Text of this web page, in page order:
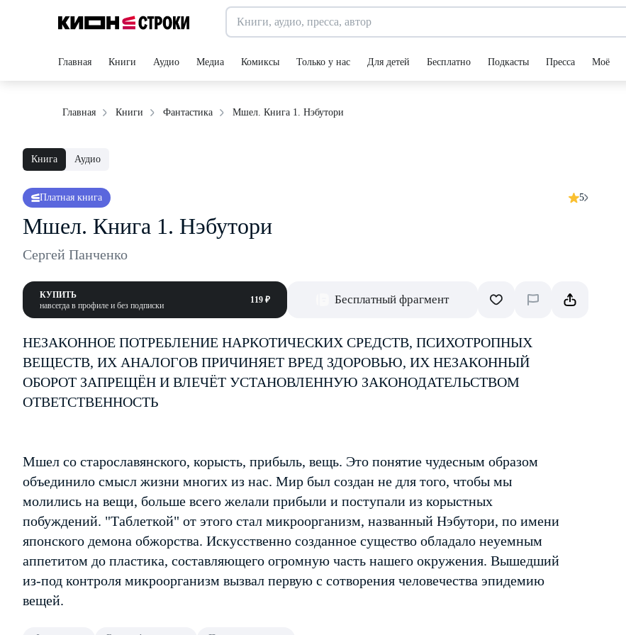
Главная Книги Аудио Медиа Комиксы Только у нас Для детей Бесплатно Подкасты Пресса Моё
Главная Книги Фантастика Мшел. Книга 1. Нэбутори
Книга Аудио
Платная книга 5
Мшел. Книга 1. Нэбутори
Сергей Панченко
КУПИТЬ
навсегда в профиле и без подписки
119 ₽ Бесплатный фрагмент
НЕЗАКОННОЕ ПОТРЕБЛЕНИЕ НАРКОТИЧЕСКИХ СРЕДСТВ, ПСИХОТРОПНЫХ
ВЕЩЕСТВ, ИХ АНАЛОГОВ ПРИЧИНЯЕТ ВРЕД ЗДОРОВЬЮ, ИХ НЕЗАКОННЫЙ
ОБОРОТ ЗАПРЕЩЁН И ВЛЕЧЁТ УСТАНОВЛЕННУЮ ЗАКОНОДАТЕЛЬСТВОМ
ОТВЕТСТВЕННОСТЬ
Мшел со старославянского, корысть, прибыль, вещь. Это понятие чудесным образом
объединило смысл жизни многих из нас. Мир был создан не для того, чтобы мы
молились на вещи, больше всего желали прибыли и поступали из корыстных
побуждений. "Таблеткой" от этого стал микроорганизм, названный Нэбутори, по имени
японского демона обжорства. Искусственно созданное существо обладало неуемным
аппетитом до пластика, составляющего огромную часть нашего окружения. Вышедший
из-под контроля микроорганизм вызвал первую с сотворения человечества эпидемию
вещей.